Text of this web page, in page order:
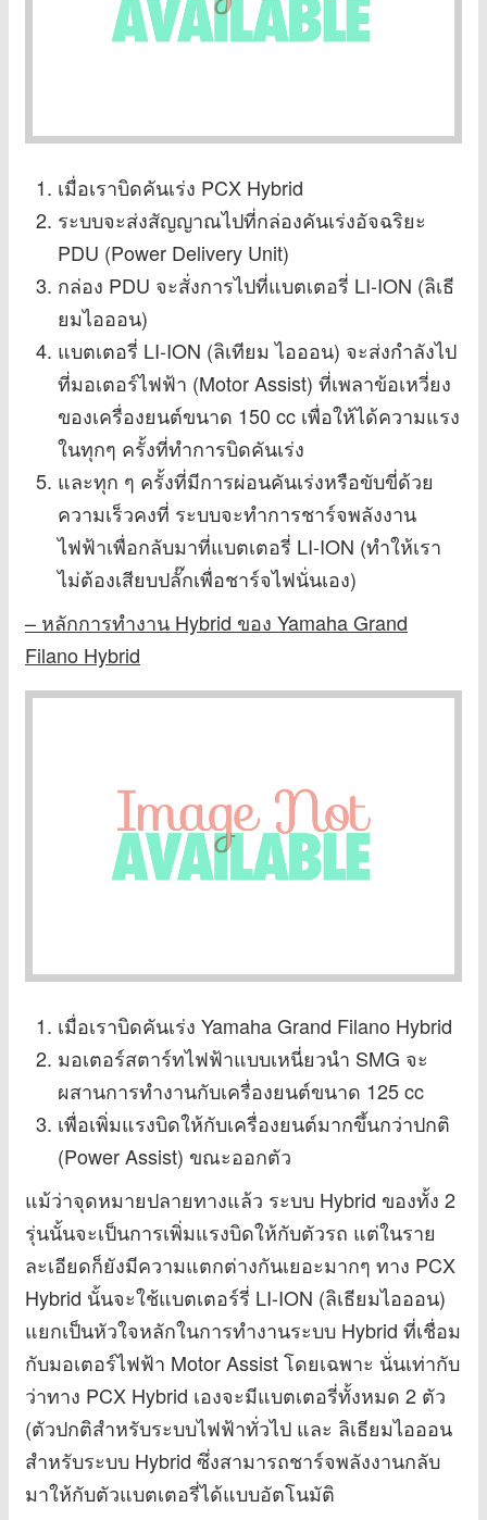
เมื่อเราบิดคันเร่ง PCX Hybrid
ระบบจะส่งสัญญาณไปที่กล่องคันเร่งอัจฉริยะ
PDU (Power Delivery Unit)
กล่อง PDU จะสั่งการไปที่แบตเตอรี่ LI-ION (ลิเธี
ยมไอออน)
แบตเตอรี่ LI-ION (ลิเทียม ไอออน) จะส่งกำลังไป
ที่มอเตอร์ไฟฟ้า (Motor Assist) ที่เพลาข้อเหวี่ยง
ของเครื่องยนต์ขนาด 150 cc เพื่อให้ได้ความแรง
ในทุกๆ ครั้งที่ทำการบิดคันเร่ง
และทุก ๆ ครั้งที่มีการผ่อนคันเร่งหรือขับขี่ด้วย
ความเร็วคงที่ ระบบจะทำการชาร์จพลังงาน
ไฟฟ้าเพื่อกลับมาที่แบตเตอรี่ LI-ION (ทำให้เรา
ไม่ต้องเสียบปลั๊กเพื่อชาร์จไฟนั่นเอง)
– หลักการทำงาน Hybrid ของ Yamaha Grand
Filano Hybrid
เมื่อเราบิดคันเร่ง Yamaha Grand Filano Hybrid
มอเตอร์สตาร์ทไฟฟ้าแบบเหนี่ยวนำ SMG จะ
ผสานการทำงานกับเครื่องยนต์ขนาด 125 cc
เพื่อเพิ่มแรงบิดให้กับเครื่องยนต์มากขึ้นกว่าปกติ
(Power Assist) ขณะออกตัว
แม้ว่าจุดหมายปลายทางแล้ว ระบบ Hybrid ของทั้ง 2
รุ่นนั้นจะเป็นการเพิ่มแรงบิดให้กับตัวรถ แต่ในราย
ละเอียดก็ยังมีความแตกต่างกันเยอะมากๆ ทาง PCX
Hybrid นั้นจะใช้แบตเตอร์รี่ LI-ION (ลิเธียมไอออน)
แยกเป็นหัวใจหลักในการทำงานระบบ Hybrid ที่เชื่อม
กับมอเตอร์ไฟฟ้า Motor Assist โดยเฉพาะ นั่นเท่ากับ
ว่าทาง PCX Hybrid เองจะมีแบตเตอรี่ทั้งหมด 2 ตัว
(ตัวปกติสำหรับระบบไฟฟ้าทั่วไป และ ลิเธียมไอออน
สำหรับระบบ Hybrid ซึ่งสามารถชาร์จพลังงานกลับ
มาให้กับตัวแบตเตอรี่ได้แบบอัตโนมัติ